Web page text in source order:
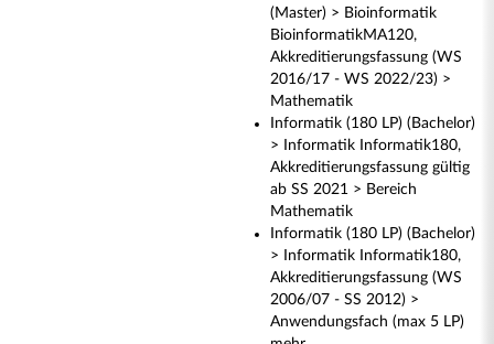
(Master) > Bioinformatik
BioinformatikMA120,
Akkreditierungsfassung (WS
2016/17 - WS 2022/23) >
Mathematik
Informatik (180 LP) (Bachelor)
> Informatik Informatik180,
Akkreditierungsfassung gültig
ab SS 2021 > Bereich
Mathematik
Informatik (180 LP) (Bachelor)
> Informatik Informatik180,
Akkreditierungsfassung (WS
2006/07 - SS 2012) >
Anwendungsfach (max 5 LP)